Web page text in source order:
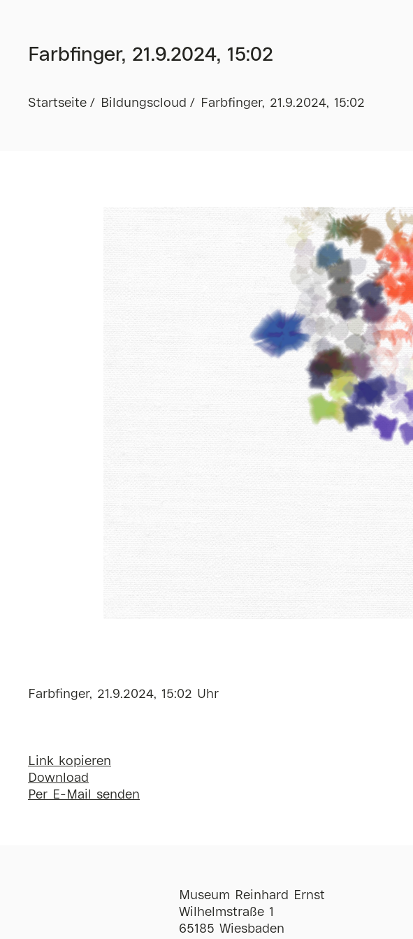
Farbfinger, 21.9.2024, 15:02
Startseite Bildungscloud Farbfinger, 21.9.2024, 15:02
Farbfinger, 21.9.2024, 15:02 Uhr
Link kopieren
Download
Per E-Mail senden
Museum Reinhard Ernst
Wilhelmstraße 1
65185 Wiesbaden